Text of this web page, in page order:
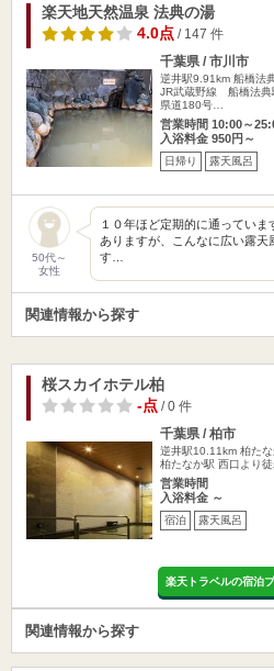
楽天地天然温泉 法典の湯
4.0点/ 147 件
千葉県 / 市川市
逆井駅9.91km 船橋法
JR武蔵野線 船橋法典
県道180号…
営業時間 10:00～
入浴料金 950円～
日帰り 露天風呂
50代～
女性
１０年ほど定期的に通ってい
ありますが、こんなに広い露天
す…
関連情報から探す
桜スカイホテル柏
-点/ 0 件
千葉県 / 柏市
逆井駅10.11km 柏た
柏たなか駅 西口より
営業時間
入浴料金 ～
宿泊 露天風呂
楽天トラベルの宿泊
関連情報から探す